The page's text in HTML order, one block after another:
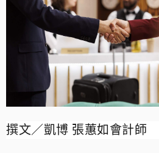
撰文／凱博 張蕙如會計師